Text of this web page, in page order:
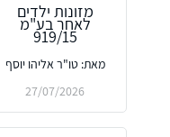
מזונות ילדים
לאחר בע"מ
919/15
מאת: טו"ר אליהו יוסף
27/07/2026